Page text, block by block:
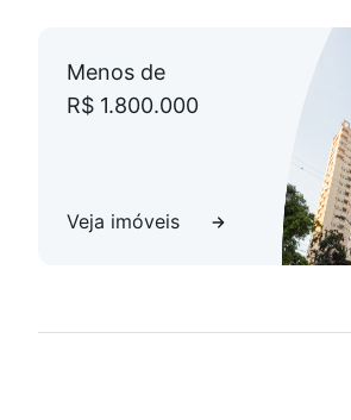
Menos de
R$ 1.800.000
Veja imóveis